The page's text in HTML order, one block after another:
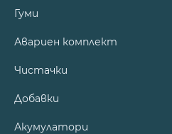
Гуми
Авариен комплект
Чистачки
Добавки
Акумулатори